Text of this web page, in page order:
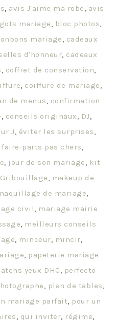
, avis J'aime ma robe, avis
mariage, bloc photos,
mariage, cadeaux
d'honneur, cadeaux
, coffret de conservation,
, coiffure de mariage,
de menus, confirmation
, conseils originaux, DJ,
J, éviter les surprises,
faire-parts pas chers,
, jour de son mariage, kit
Gribouillage, makeup de
de mariage,
civil, mariage mairie
, meilleurs conseils
, minceur, mincir,
, papeterie mariage
yeux DHC, perfecto
, plan de tables,
mariage parfait, pour un
, qui inviter, régime,